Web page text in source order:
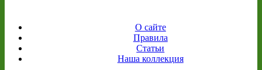
О сайте
Правила
Статьи
Наша коллекция